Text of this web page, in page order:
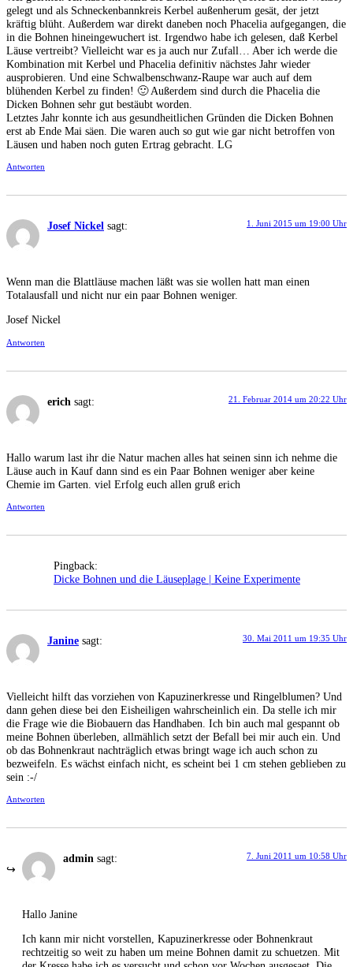
gelegt und als Schneckenbannkreis Kerbel außenherum gesät, der jetzt
kräftig blüht. Außerdem war direkt daneben noch Phacelia aufgegangen, die
in die Bohnen hineingewuchert ist. Irgendwo habe ich gelesen, daß Kerbel
Läuse vertreibt? Vielleicht war es ja auch nur Zufall… Aber ich werde die
Kombination mit Kerbel und Phacelia definitiv nächstes Jahr wieder
ausprobieren. Und eine Schwalbenschwanz-Raupe war auch auf dem
blühenden Kerbel zu finden! 🙂 Außerdem sind durch die Phacelia die
Dicken Bohnen sehr gut bestäubt worden.
Letztes Jahr konnte ich aus gesundheitlichen Gründen die Dicken Bohnen
erst ab Ende Mai säen. Die waren auch so gut wie gar nicht betroffen von
Läusen und haben noch guten Ertrag gebracht. LG
Antworten
Josef Nickel sagt: 1. Juni 2015 um 19:00 Uhr
Wenn man die Blattläuse machen läßt was sie wollen hatt man einen
Totalausfall und nicht nur ein paar Bohnen weniger.
Josef Nickel
Antworten
erich sagt: 21. Februar 2014 um 20:22 Uhr
Hallo warum last ihr die Natur machen alles hat seinen sinn ich nehme die
Läuse auch in Kauf dann sind es ein Paar Bohnen weniger aber keine
Chemie im Garten. viel Erfolg euch allen gruß erich
Antworten
Pingback:
Dicke Bohnen und die Läuseplage | Keine Experimente
Janine sagt: 30. Mai 2011 um 19:35 Uhr
Vielleicht hilft das vorziehen von Kapuzinerkresse und Ringelblumen? Und
dann gehen diese bei den Eisheiligen wahrscheinlich ein. Da stelle ich mir
die Frage wie die Biobauern das Handhaben. Ich bin auch mal gespannt ob
meine Bohnen überleben, allmählich setzt der Befall bei mir auch ein. Und
ob das Bohnenkraut nachträglich etwas bringt wage ich auch schon zu
bezweifeln. Es wächst einfach nicht, es scheint bei 1 cm stehen geblieben zu
sein :-/
Antworten
admin sagt: 7. Juni 2011 um 10:58 Uhr
Hallo Janine
Ich kann mir nicht vorstellen, Kapuzinerkresse oder Bohnenkraut
rechtzeitig so weit zu haben um meine Bohnen damit zu schuetzen. Mit